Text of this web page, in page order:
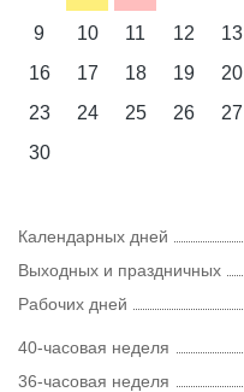
9
10 11 12 13
16
17 18 19 20
23
24 25 26 27
30
Календарных дней
Выходных и праздничных
Рабочих дней
40-часовая неделя
36-часовая неделя